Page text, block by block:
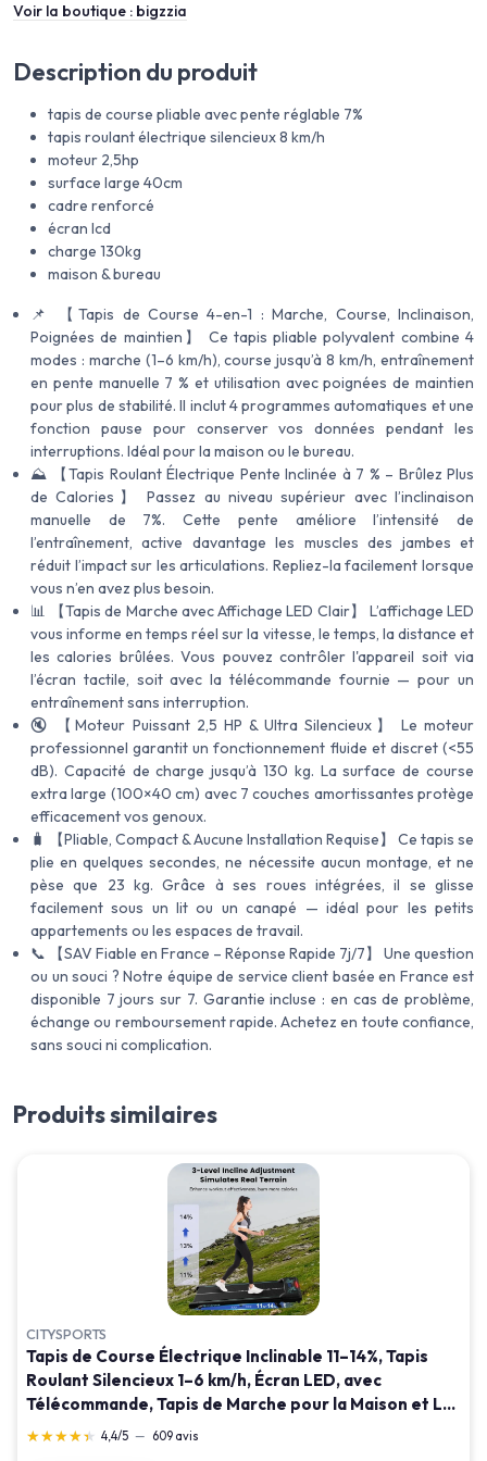
Voir la boutique : bigzzia
Description du produit
tapis de course pliable avec pente réglable 7%
tapis roulant électrique silencieux 8 km/h
moteur 2,5hp
surface large 40cm
cadre renforcé
écran lcd
charge 130kg
maison & bureau
📌 【Tapis de Course 4-en-1 : Marche, Course, Inclinaison,
Poignées de maintien】 Ce tapis pliable polyvalent combine 4
modes : marche (1–6 km/h), course jusqu’à 8 km/h, entraînement
en pente manuelle 7 % et utilisation avec poignées de maintien
pour plus de stabilité. Il inclut 4 programmes automatiques et une
fonction pause pour conserver vos données pendant les
interruptions. Idéal pour la maison ou le bureau.
⛰️ 【Tapis Roulant Électrique Pente Inclinée à 7 % – Brûlez Plus
de Calories】 Passez au niveau supérieur avec l’inclinaison
manuelle de 7%. Cette pente améliore l’intensité de
l’entraînement, active davantage les muscles des jambes et
réduit l’impact sur les articulations. Repliez-la facilement lorsque
vous n’en avez plus besoin.
📊 【Tapis de Marche avec Affichage LED Clair】 L’affichage LED
vous informe en temps réel sur la vitesse, le temps, la distance et
les calories brûlées. Vous pouvez contrôler l'appareil soit via
l’écran tactile, soit avec la télécommande fournie — pour un
entraînement sans interruption.
🔇 【Moteur Puissant 2,5 HP & Ultra Silencieux】 Le moteur
professionnel garantit un fonctionnement fluide et discret (<55
dB). Capacité de charge jusqu’à 130 kg. La surface de course
extra large (100×40 cm) avec 7 couches amortissantes protège
efficacement vos genoux.
🧳 【Pliable, Compact & Aucune Installation Requise】 Ce tapis se
plie en quelques secondes, ne nécessite aucun montage, et ne
pèse que 23 kg. Grâce à ses roues intégrées, il se glisse
facilement sous un lit ou un canapé — idéal pour les petits
appartements ou les espaces de travail.
📞 【SAV Fiable en France – Réponse Rapide 7j/7】 Une question
ou un souci ? Notre équipe de service client basée en France est
disponible 7 jours sur 7. Garantie incluse : en cas de problème,
échange ou remboursement rapide. Achetez en toute confiance,
sans souci ni complication.
Produits similaires
CITYSPORTS
Tapis de Course Électrique Inclinable 11–14%, Tapis
Roulant Silencieux 1–6 km/h, Écran LED, avec
Télécommande, Tapis de Marche pour la Maison et Le
Bureau Vert
★★★★★
★★★★★ 4,4/5 — 609 avis